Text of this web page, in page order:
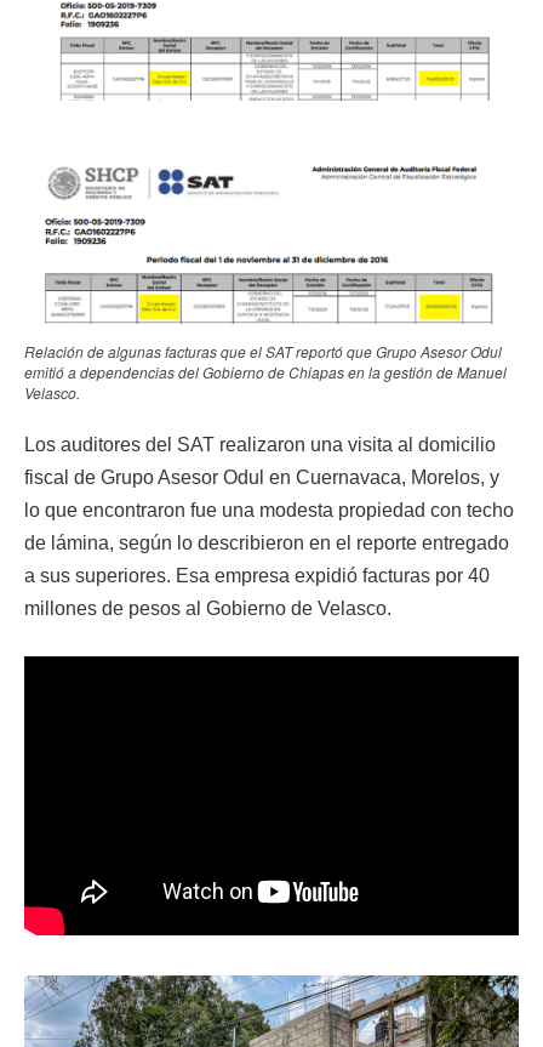
Relación de algunas facturas que el SAT reportó que Grupo Asesor Odul
emitió a dependencias del Gobierno de Chiapas en la gestión de Manuel
Velasco.
Los auditores del SAT realizaron una visita al domicilio
fiscal de Grupo Asesor Odul en Cuernavaca, Morelos, y
lo que encontraron fue una modesta propiedad con techo
de lámina, según lo describieron en el reporte entregado
a sus superiores. Esa empresa expidió facturas por 40
millones de pesos al Gobierno de Velasco.